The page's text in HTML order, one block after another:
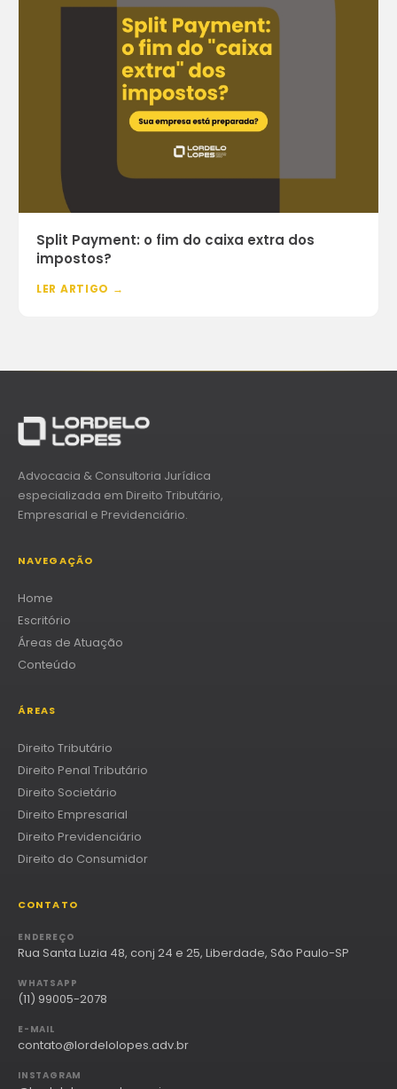
Split Payment: o fim do caixa extra dos
impostos?
LER ARTIGO →
Advocacia & Consultoria Jurídica
especializada em Direito Tributário,
Empresarial e Previdenciário.
NAVEGAÇÃO
Home
Escritório
Áreas de Atuação
Conteúdo
ÁREAS
Direito Tributário
Direito Penal Tributário
Direito Societário
Direito Empresarial
Direito Previdenciário
Direito do Consumidor
CONTATO
ENDEREÇO
Rua Santa Luzia 48, conj 24 e 25, Liberdade, São Paulo-SP
WHATSAPP
(11) 99005-2078
E-MAIL
contato@lordelolopes.adv.br
INSTAGRAM